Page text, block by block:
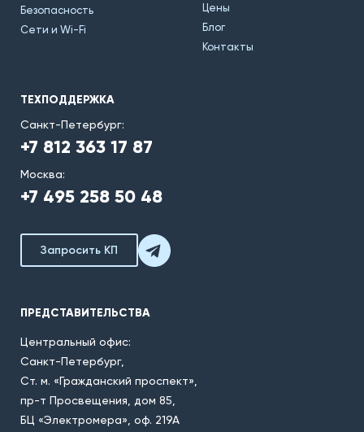
Безопасность
Сети и Wi-Fi
Цены
Блог
Контакты
ТЕХПОДДЕРЖКА
Санкт-Петербург:
+7 812 363 17 87
Москва:
+7 495 258 50 48
Запросить КП
ПРЕДСТАВИТЕЛЬСТВА
Центральный офис:
Санкт-Петербург,
Ст. м. «Гражданский проспект»,
пр-т Просвещения, дом 85,
БЦ «Электромера», оф. 219А